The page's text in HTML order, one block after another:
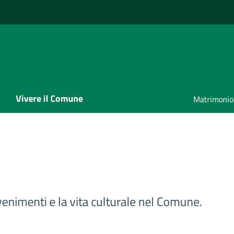
Vivere il Comune Matrimonio
e la vita culturale nel Comune.